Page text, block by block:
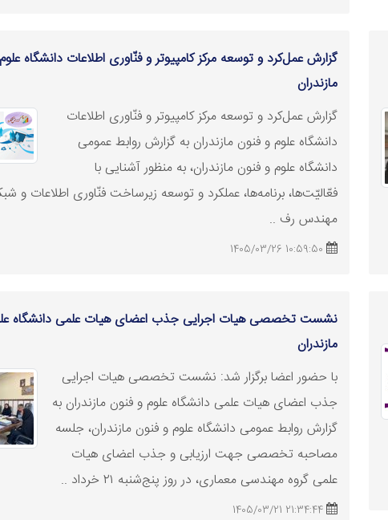
گزارش عمل‌کرد و توسعه مرکز کامپیوتر و فنّاوری اطلاعات دانشگاه
مازندران
گزارش عمل‌کرد و توسعه مرکز کامپیوتر و فنّاوری اطلاعات
دانشگاه علوم و فنون مازندران به گزارش روابط عمومی
دانشگاه علوم و فنون مازندران، به منظور آشنایی با
فعّالیّت‌ها، برنامه‌ها، عملکرد و توسعه زیرساخت فنّاوری اطلاعات و
مهندس رف ..
10:59:50 1405/03/26
نشست تخصصی هیات اجرایی جذب اعضای هیات علمی دانشگاه
مازندران
با حضور اعضا برگزار شد: نشست تخصصی هیات اجرایی
جذب اعضای هیات علمی دانشگاه علوم و فنون مازندران به
گزارش روابط عمومی دانشگاه علوم و فنون مازندران، جلسه
مصاحبه تخصصی جهت ارزیابی و جذب اعضای هیات
علمی گروه مهندسی معماری، در روز پنج‌شنبه ۲۱ خرداد ..
21:34:44 1405/03/21